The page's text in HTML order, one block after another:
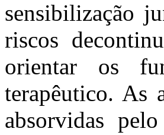
sensibilização
riscos
orientar os
terapêutico. As
absorvidas